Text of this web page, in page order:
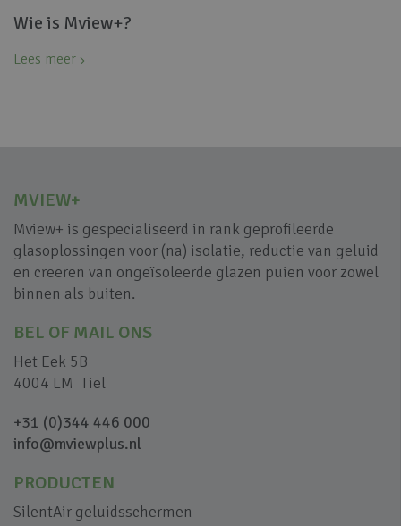
Wie is Mview+?
Lees meer
MVIEW+
Mview+ is gespecialiseerd in rank geprofileerde
glasoplossingen voor (na) isolatie, reductie van geluid
en creëren van ongeïsoleerde glazen puien voor zowel
binnen als buiten.
BEL OF MAIL ONS
Het Eek 5B
4004 LM Tiel
+31 (0)344 446 000
info@mviewplus.nl
PRODUCTEN
SilentAir geluidsschermen